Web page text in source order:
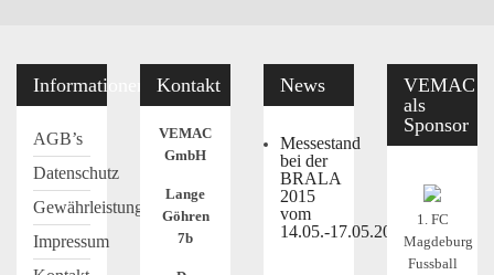
Informationen
AGB’s
Datenschutz
Gewährleistung
Impressum
Kontakt
VEMAC
GmbH
Lange
Göhren
7b
News
Messestand
bei der
BRALA
2015
vom
14.05.-17.05.2015
VEMAC
als
Sponsor
1. FC
Magdeburg
Fussball